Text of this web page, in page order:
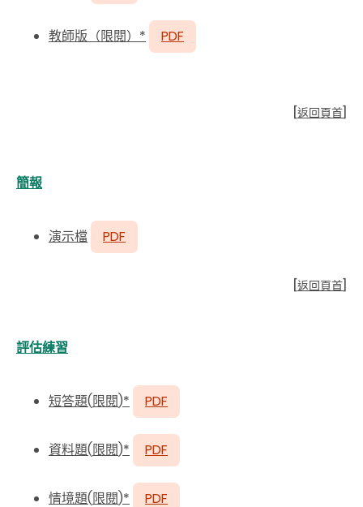
教師版（限閱）* PDF
[返回頁首]
簡報
演示檔 PDF
[返回頁首]
評估練習
短答題(限閱)* PDF
資料題(限閱)* PDF
情境題(限閱)* PDF